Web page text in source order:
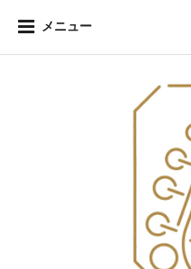
メニュー